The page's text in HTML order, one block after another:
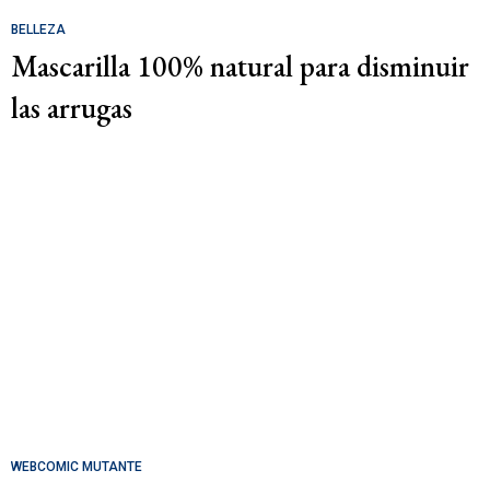
BELLEZA
Mascarilla 100% natural para disminuir
las arrugas
WEBCOMIC MUTANTE